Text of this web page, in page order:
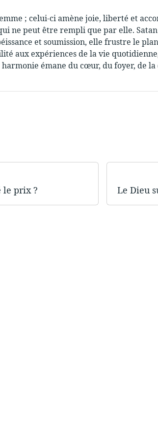
; celui-ci amène joie, liberté et
ne peut être rempli que par elle.
et soumission, elle frustre le
aux expériences de la vie
émane du cœur, du foyer, de
le prix ?
Le Dieu